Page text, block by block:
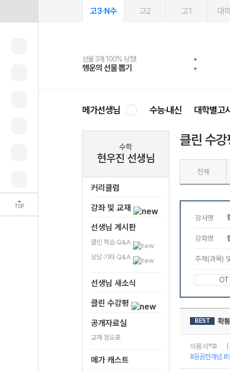
TOP
고3·N수 고2 고1 대
선물 3개 100% 당첨!
행운의 선물 뽑기
선물 100% 증정!
메가스터디 X 올리브
여름방학 스터디 캐시백
메가런 썸머스쿨
2027 러셀 단과
강사 공개선발
스마트러닝앱
설문 EVENT
메가패스
3일 무료 체험권
메가패스 수강생 무료혜택!
메가클럽 멤버십
사회공헌 캠페인
희망이룸 메가나눔
메가선생님 수능·내신 대학별고
수학
현우진 선생님
커리큘럼
강좌 및 교재
선생님 게시판
클린 학습 Q&A
상담·기타 Q&A
선생님 새소식
클린 수강평
공개자료실
교재 정오표
메가 캐스트
클린 수강
전체